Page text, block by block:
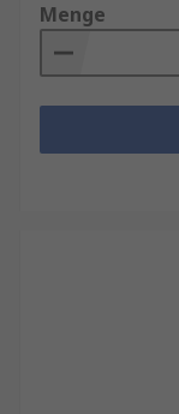
Menge